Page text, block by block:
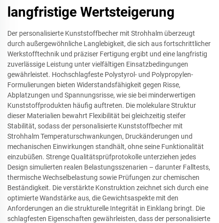
langfristige Wertsteigerung
Der personalisierte Kunststoffbecher mit Strohhalm überzeugt
durch außergewöhnliche Langlebigkeit, die sich aus fortschrittlicher
Werkstofftechnik und präziser Fertigung ergibt und eine langfristig
zuverlässige Leistung unter vielfältigen Einsatzbedingungen
gewährleistet. Hochschlagfeste Polystyrol- und Polypropylen-
Formulierungen bieten Widerstandsfähigkeit gegen Risse,
Abplatzungen und Spannungsrisse, wie sie bei minderwertigen
Kunststoffprodukten häufig auftreten. Die molekulare Struktur
dieser Materialien bewahrt Flexibilität bei gleichzeitig steifer
Stabilität, sodass der personalisierte Kunststoffbecher mit
Strohhalm Temperaturschwankungen, Druckänderungen und
mechanischen Einwirkungen standhält, ohne seine Funktionalität
einzubüßen. Strenge Qualitätsprüfprotokolle unterziehen jedes
Design simulierten realen Belastungsszenarien – darunter Falltests,
thermische Wechselbelastung sowie Prüfungen zur chemischen
Beständigkeit. Die verstärkte Konstruktion zeichnet sich durch eine
optimierte Wandstärke aus, die Gewichtsaspekte mit den
Anforderungen an die strukturelle Integrität in Einklang bringt. Die
schlagfesten Eigenschaften gewährleisten, dass der personalisierte